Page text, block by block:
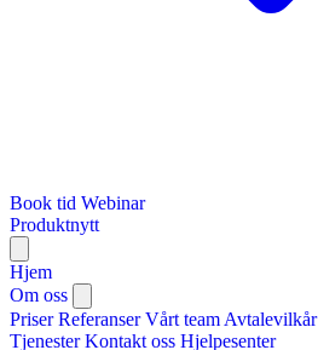
Book tid Webinar
Produktnytt
Hjem
Om oss
Priser Referanser Vårt team Avtalevilkår
Tjenester Kontakt oss Hjelpesenter